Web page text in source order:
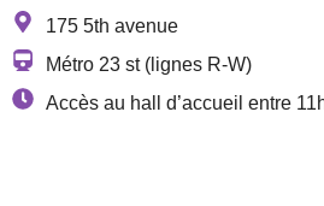
175 5th avenue
Métro 23 st (lignes R-W)
Accès au hall d’accueil entre